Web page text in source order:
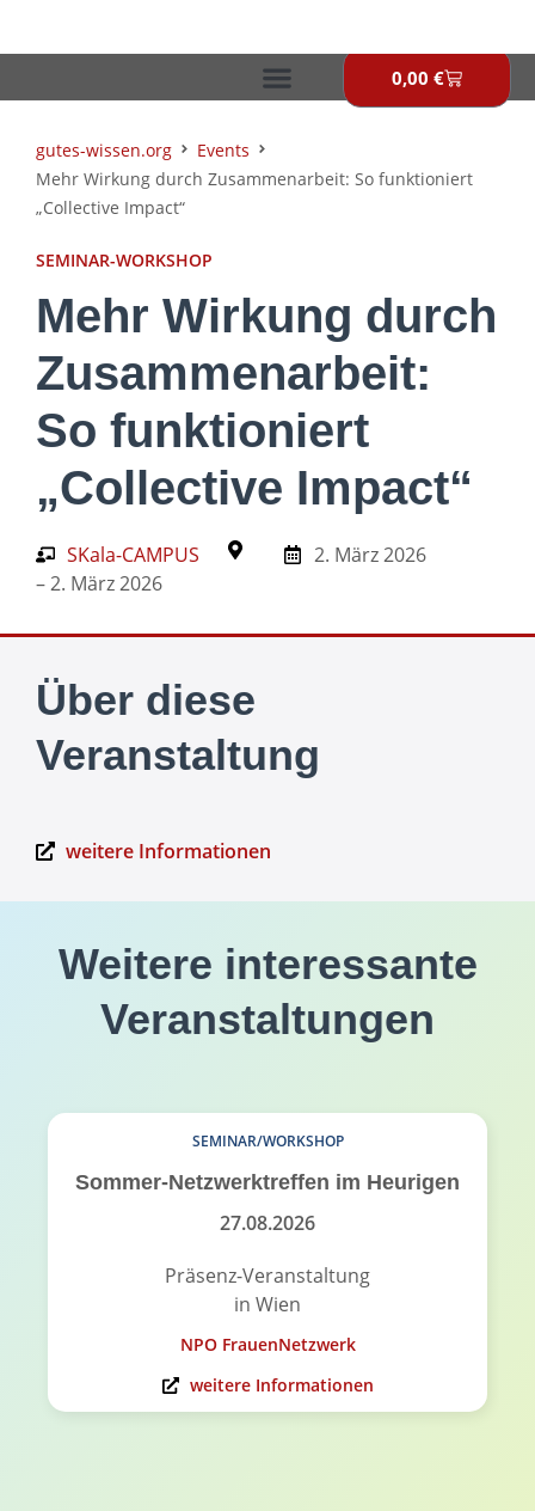
0,00 €
gutes-wissen.org
Events
Mehr Wirkung durch Zusammenarbeit: So funktioniert
„Collective Impact“
SEMINAR-WORKSHOP
Mehr Wirkung durch
Zusammenarbeit:
So funktioniert
„Collective Impact“
SKala-CAMPUS
2. März 2026
– 2. März 2026
Über diese
Veranstaltung
weitere Informationen
Weitere interessante
Veranstaltungen
SEMINAR/WORKSHOP
Sommer-Netzwerktreffen im Heurigen
27.08.2026
Präsenz-Veranstaltung
in Wien
NPO FrauenNetzwerk
weitere Informationen